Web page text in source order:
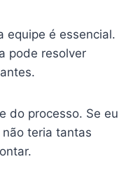
equipe é essencial.
pode resolver
do processo. Se eu
teria tantas